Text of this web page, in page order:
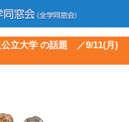
立大学 の話題 ／9/11(月)